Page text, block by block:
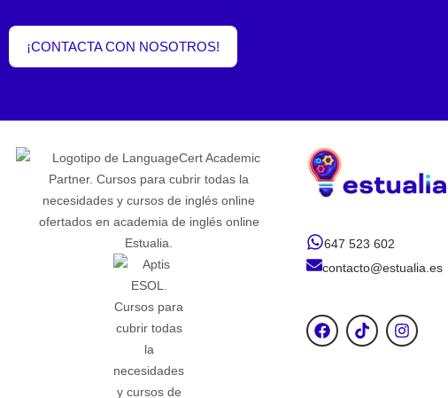
¡CONTACTA CON NOSOTROS!
647 523 602
contacto@estualia.es